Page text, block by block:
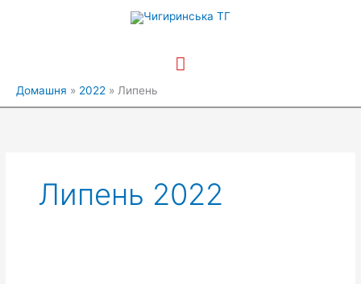
Головне
меню
Домашня 2022 Липень
Липень 2022